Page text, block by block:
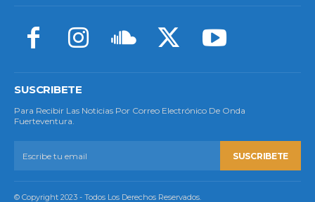
SUSCRIBETE
Para Recibir Las Noticias Por Correo Electrónico De Onda
Fuerteventura.
SUSCRIBETE
© Copyright 2023 - Todos Los Derechos Reservados.